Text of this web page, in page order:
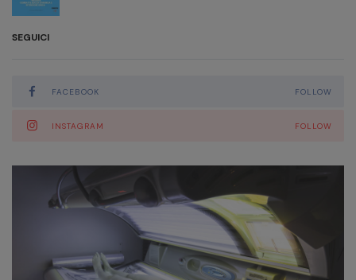
Agosto 2021
Luglio 2021
Maggio 2021
Marzo 2021
Novembre 2020
Ottobre 2020
Luglio 2020
SEGUICI
FACEBOOK FOLLOW
INSTAGRAM FOLLOW